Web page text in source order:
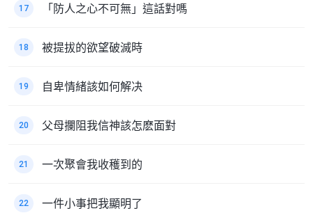
17 「防人之心不可無」這話對嗎
18 被提拔的欲望破滅時
19 自卑情緒該如何解决
20 父母攔阻我信神該怎麽面對
21 一次聚會我收穫到的
22 一件小事把我顯明了